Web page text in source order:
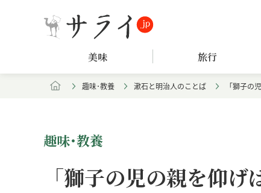
美味 旅行
趣味･教養 漱石と明治人のことば 「獅子の
趣味･教養
「獅子の児の親を仰